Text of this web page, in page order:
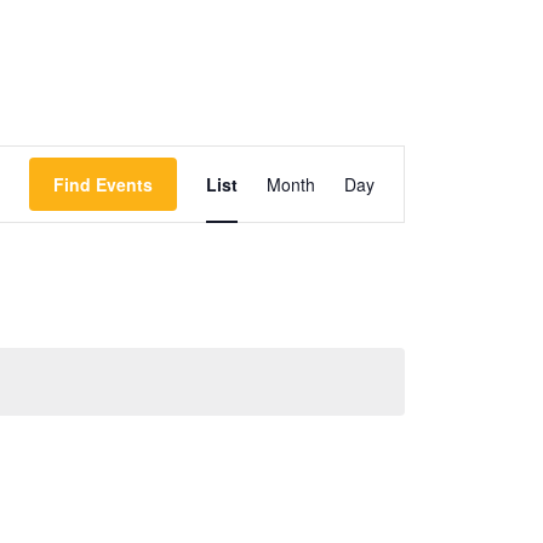
Find Events
Views
Navigation
List Month Day